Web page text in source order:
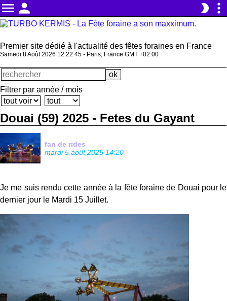
menu person brightness_2 more_vert
Premier site dédié à l'actualité des fêtes foraines en France
Samedi 8 Août 2026 12:22:46 - Paris, France GMT +02:00
Filtrer par année / mois
Douai (59) 2025 - Fetes du Gayant
fan de rides
mardi 5 août 2025 14:20
Je me suis rendu cette année à la fête foraine de Douai pour le
dernier jour le Mardi 15 Juillet.